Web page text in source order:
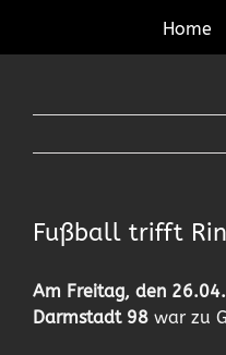
Home
Fußball trifft
Am Freitag, den
Darmstadt 98 war zu